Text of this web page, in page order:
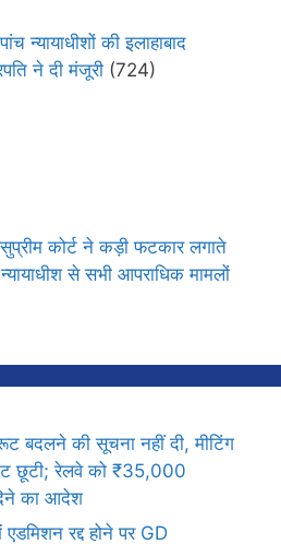
पांच न्यायाधीशों की इलाहाबाद
ने दी मंजूरी (724)
सुप्रीम कोर्ट ने कड़ी फटकार लगाते
न्यायाधीश से सभी आपराधिक मामलों
बदलने की सूचना नहीं दी, मीटिंग
छूटी; रेलवे को ₹35,000
का आदेश
रद्द होने पर GD